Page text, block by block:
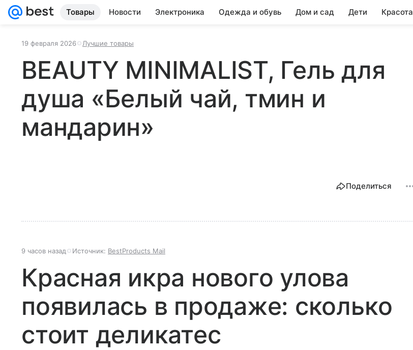
Товары Новости Электроника Одежда и обувь Дом и сад Дети Красота
19 февраля 2026 Лучшие товары
BEAUTY MINIMALIST, Гель для
душа «Белый чай, тмин и
мандарин»
Поделиться
9 часов назад Источник: BestProducts Mail
Красная икра нового улова
появилась в продаже: сколько
стоит деликатес